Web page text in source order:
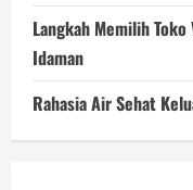
Langkah Memilih
Idaman
Rahasia Air Sehat